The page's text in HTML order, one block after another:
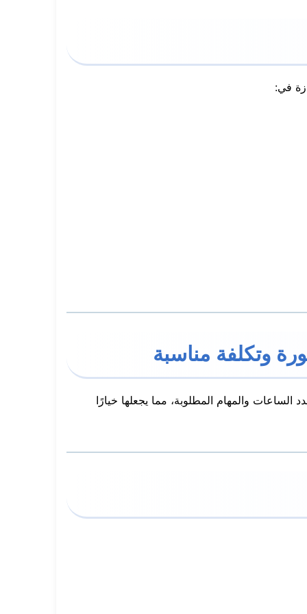
في:
وتكلفة مناسبة
والمهام المطلوبة، مما يجعلها خيارًا